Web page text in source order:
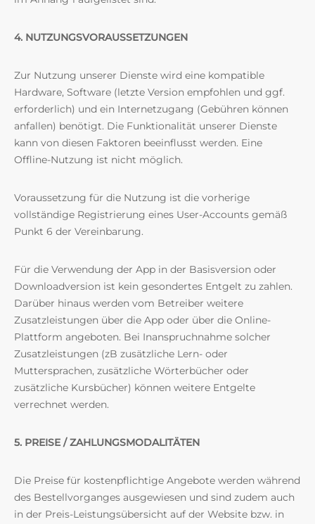
4. NUTZUNGSVORAUSSETZUNGEN
Zur Nutzung unserer Dienste wird eine kompatible
Hardware, Software (letzte Version empfohlen und ggf.
erforderlich) und ein Internetzugang (Gebühren können
anfallen) benötigt. Die Funktionalität unserer Dienste
kann von diesen Faktoren beeinflusst werden. Eine
Offline-Nutzung ist nicht möglich.
Voraussetzung für die Nutzung ist die vorherige
vollständige Registrierung eines User-Accounts gemäß
Punkt 6 der Vereinbarung.
Für die Verwendung der App in der Basisversion oder
Downloadversion ist kein gesondertes Entgelt zu zahlen.
Darüber hinaus werden vom Betreiber weitere
Zusatzleistungen über die App oder über die Online-
Plattform angeboten. Bei Inanspruchnahme solcher
Zusatzleistungen (zB zusätzliche Lern- oder
Muttersprachen, zusätzliche Wörterbücher oder
zusätzliche Kursbücher) können weitere Entgelte
verrechnet werden.
5. PREISE / ZAHLUNGSMODALITÄTEN
Die Preise für kostenpflichtige Angebote werden während
des Bestellvorganges ausgewiesen und sind zudem auch
in der Preis-Leistungsübersicht auf der Website bzw. in